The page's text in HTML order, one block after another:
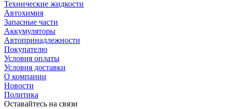
Технические жидкости
Автохимия
Запасные части
Аккумуляторы
Автопринадлежности
Покупателю
Условия оплаты
Условия доставки
О компании
Новости
Политика
Оставайтесь на связи